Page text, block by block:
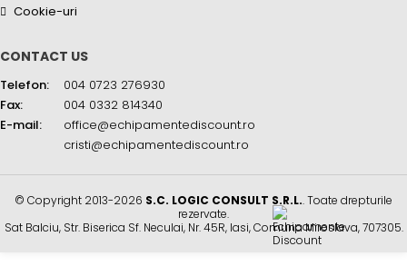
Cookie-uri
CONTACT US
Telefon:
004 0723 276930
Fax:
004 0332 814340
E-mail:
office@echipamentediscount.ro
cristi@echipamentediscount.ro
© Copyright 2013-2026 S.C. LOGIC CONSULT S.R.L.. Toate drepturile
rezervate.
Sat Balciu, Str. Biserica Sf. Neculai, Nr. 45R, Iasi,Comuna Miroslava,707305.